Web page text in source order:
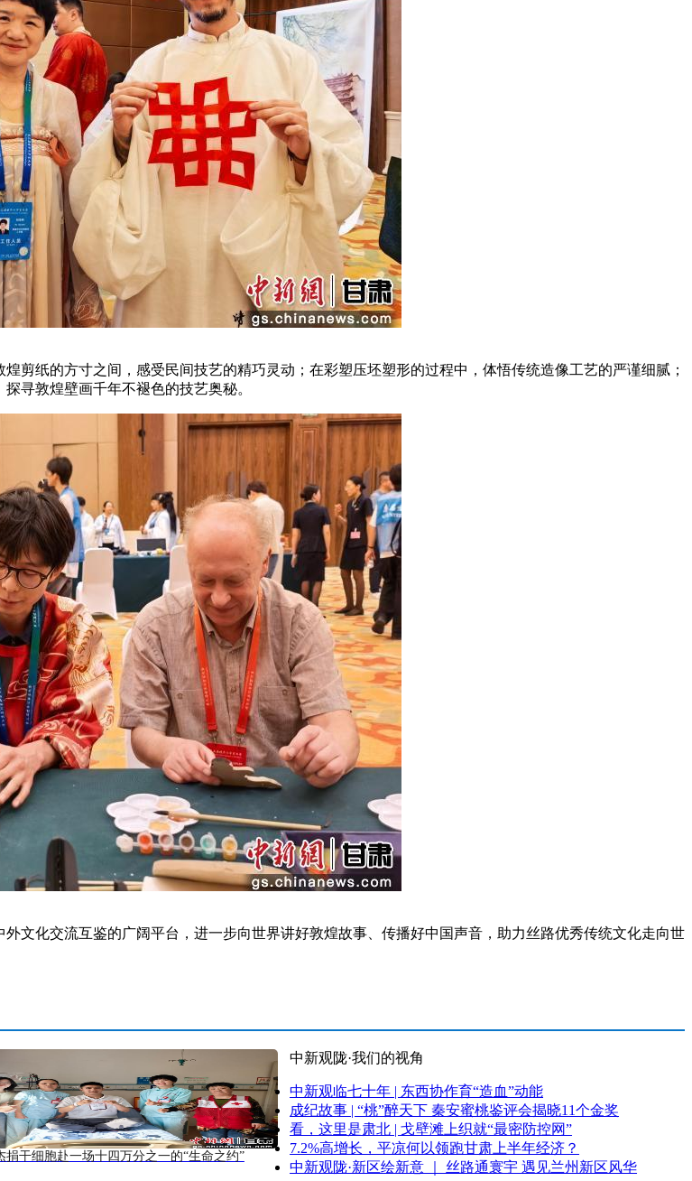
纸的方寸之间，感受民间技艺的精巧灵动；在彩塑压坯塑形的过程中，体悟传统造像工艺的严谨细腻；
寻敦煌壁画千年不褪色的技艺奥秘。
化交流互鉴的广阔平台，进一步向世界讲好敦煌故事、传播好中国声音，助力丝路优秀传统文化走向世
捐干细胞赴一场十四万分之一的“生命之约”
中新观陇·我们的视角
中新观临七十年 | 东西协作育“造血”动能
成纪故事 | “桃”醉天下 秦安蜜桃鉴评会揭晓11个金奖
看，这里是肃北 | 戈壁滩上织就“最密防控网”
7.2%高增长，平凉何以领跑甘肃上半年经济？
中新观陇·新区绘新意 ｜ 丝路通寰宇 遇见兰州新区风华